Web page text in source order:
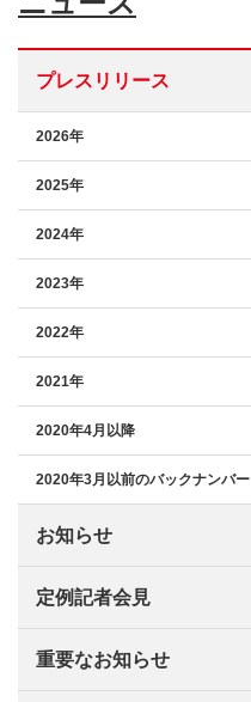
プレスリリース
2026年
2025年
2024年
2023年
2022年
2021年
2020年4月以降
2020年3月以前のバックナンバー
お知らせ
定例記者会見
重要なお知らせ